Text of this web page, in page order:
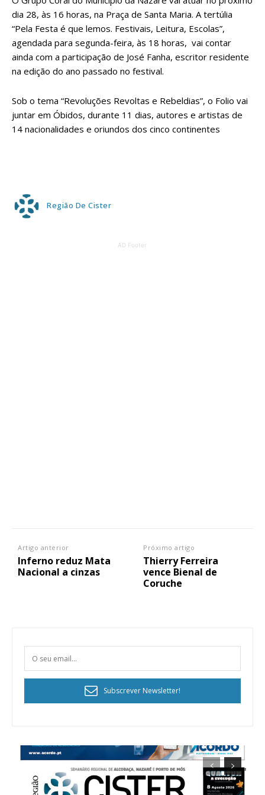
Faça-se assinante do Região de Cister e ajude-nos a manter este serviço
público!
Sendo assinante terá acesso a todos os conteúdos exclusivos e versões
digitais.
ASSINATURA
dia 28, às 16 horas, na Praça de Santa Maria. A tertúlia
“Pela Festa é que lemos. Festivais, Leitura, Escolas”,
agendada para segunda-feira, às 18 horas, vai contar
ainda com a participação de José Fanha, escritor residente
na edição do ano passado no festival.
Sob o tema “Revoluções Revoltas e Rebeldias”, o Folio vai
juntar em Óbidos, durante 11 dias, autores e artistas de
14 nacionalidades e oriundos dos cinco continentes
Região De Cister
AD Footer
Artigo anterior
Inferno reduz Mata
Nacional a cinzas
Próximo artigo
Thierry Ferreira
vence Bienal de
Coruche
Subscrever Newsletter!